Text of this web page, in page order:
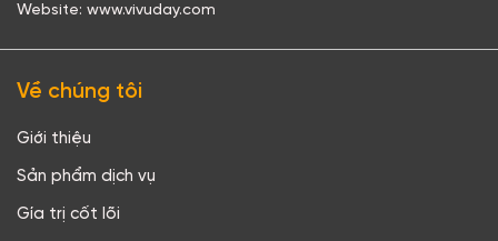
Website: www.vivuday.com
Về chúng tôi
Giới thiệu
Sản phẩm dịch vụ
Gía trị cốt lõi